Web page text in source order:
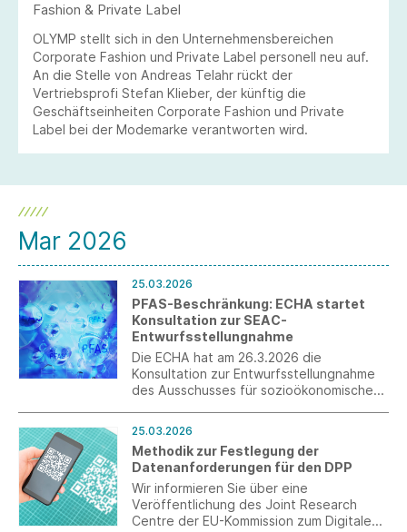
Fashion & Private Label
OLYMP stellt sich in den Unternehmensbereichen
Corporate Fashion und Private Label personell neu auf.
An die Stelle von Andreas Telahr rückt der
Vertriebsprofi Stefan Klieber, der künftig die
Geschäftseinheiten Corporate Fashion und Private
Label bei der Modemarke verantworten wird.
Mar 2026
25.03.2026
PFAS-Beschränkung: ECHA startet
Konsultation zur SEAC-
Entwurfsstellungnahme
Die ECHA hat am 26.3.2026 die
Konsultation zur Entwurfsstellungnahme
des Ausschusses für sozioökonomische
polyfluorierte Alkylsubstanzen (PFAS)
unter REACH gestartet. Die Konsultation
läuft bis zum 25. Mai 2026. Ebenfalls
verfügbar ist nun die Stellungnahme des
Ausschusses für Risikobeurteilung (RAC).
25.03.2026
Methodik zur Festlegung der
Datenanforderungen für den DPP
Wir informieren Sie über eine
Veröffentlichung des Joint Research
Centre der EU-Kommission zum Digitalen